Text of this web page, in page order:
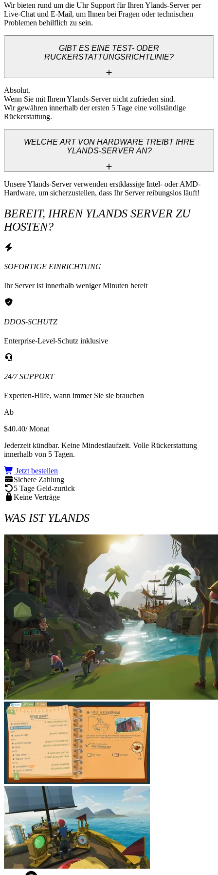
Wir bieten rund um die Uhr Support für Ihren Ylands-Server per
Live-Chat und E-Mail, um Ihnen bei Fragen oder technischen
Problemen behilflich zu sein.
GIBT ES EINE TEST- ODER
RÜCKERSTATTUNGSRICHTLINIE?
Absolut.
Wenn Sie mit Ihrem Ylands-Server nicht zufrieden sind.
Wir gewähren innerhalb der ersten 5 Tage eine vollständige
Rückerstattung.
WELCHE ART VON HARDWARE TREIBT IHRE
YLANDS-SERVER AN?
Unsere Ylands-Server verwenden erstklassige Intel- oder AMD-
Hardware, um sicherzustellen, dass Ihr Server reibungslos läuft!
BEREIT, IHREN YLANDS SERVER ZU
HOSTEN?
SOFORTIGE EINRICHTUNG
Ihr Server ist innerhalb weniger Minuten bereit
DDOS-SCHUTZ
Enterprise-Level-Schutz inklusive
24/7 SUPPORT
Experten-Hilfe, wann immer Sie sie brauchen
Ab
$40.40/ Monat
Jederzeit kündbar. Keine Mindestlaufzeit. Volle Rückerstattung
innerhalb von 5 Tagen.
Jetzt bestellen
Sichere Zahlung
5 Tage Geld-zurück
Keine Verträge
WAS IST YLANDS